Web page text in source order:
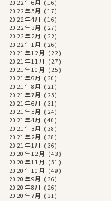
2022年6月 (16)
2022年5月 (17)
2022年4月 (16)
2022年3月 (27)
2022年2月 (22)
2022年1月 (26)
2021年12月 (22)
2021年11月 (27)
2021年10月 (25)
2021年9月 (20)
2021年8月 (21)
2021年7月 (25)
2021年6月 (31)
2021年5月 (24)
2021年4月 (40)
2021年3月 (38)
2021年2月 (38)
2021年1月 (36)
2020年12月 (43)
2020年11月 (51)
2020年10月 (49)
2020年9月 (36)
2020年8月 (26)
2020年7月 (31)